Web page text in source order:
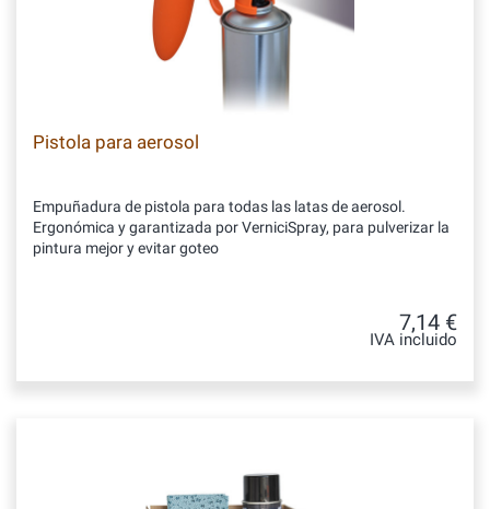
Pistola para aerosol
Empuñadura de pistola para todas las latas de aerosol.
Ergonómica y garantizada por VerniciSpray, para pulverizar la
pintura mejor y evitar goteo
7,14 €
IVA incluido